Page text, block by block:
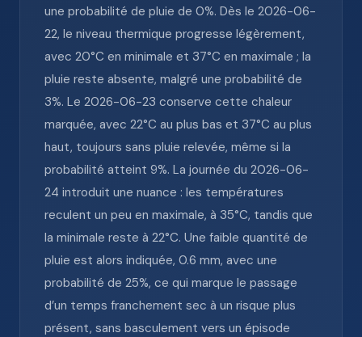
une probabilité de pluie de 0%. Dès le 2026-06-
22, le niveau thermique progresse légèrement,
avec 20°C en minimale et 37°C en maximale ; la
pluie reste absente, malgré une probabilité de
3%. Le 2026-06-23 conserve cette chaleur
marquée, avec 22°C au plus bas et 37°C au plus
haut, toujours sans pluie relevée, même si la
probabilité atteint 9%. La journée du 2026-06-
24 introduit une nuance : les températures
reculent un peu en maximale, à 35°C, tandis que
la minimale reste à 22°C. Une faible quantité de
pluie est alors indiquée, 0.6 mm, avec une
probabilité de 25%, ce qui marque le passage
d’un temps franchement sec à un risque plus
présent, sans basculement vers un épisode